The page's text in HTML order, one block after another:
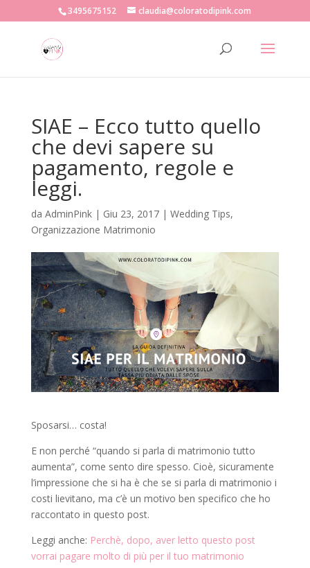
3495675152 claudia@coloratodipink.com
SIAE – Ecco tutto quello
che devi sapere su
pagamento, regole e
leggi.
da AdminPink| Giu 23, 2017| Wedding Tips,
Organizzazione Matrimonio
Sposarsi… costa!
E non perché “quando si parla di matrimonio tutto
aumenta”, come sento dire spesso. Cioè, sicuramente
l’impressione che si ha è che se si parla di matrimonio i
costi lievitano, ma c’è un motivo ben specifico che ho
raccontato in questo post.
Leggi anche: Perchè, dopo, aver letto questo post
vorrai pagare molto di più per il tuo matrimonio